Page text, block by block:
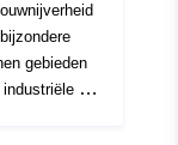
gebieden
of